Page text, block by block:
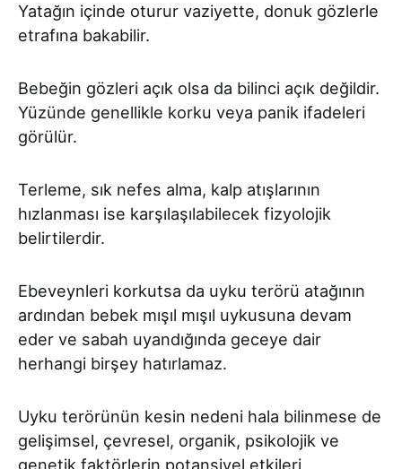
Yatağın içinde oturur vaziyette, donuk gözlerle
etrafına bakabilir.
Bebeğin gözleri açık olsa da bilinci açık değildir.
Yüzünde genellikle korku veya panik ifadeleri
görülür.
Terleme, sık nefes alma, kalp atışlarının
hızlanması ise karşılaşılabilecek fizyolojik
belirtilerdir.
Ebeveynleri korkutsa da uyku terörü atağının
ardından bebek mışıl mışıl uykusuna devam
eder ve sabah uyandığında geceye dair
herhangi birşey hatırlamaz.
Uyku terörünün kesin nedeni hala bilinmese de
gelişimsel, çevresel, organik, psikolojik ve
genetik faktörlerin potansiyel etkileri